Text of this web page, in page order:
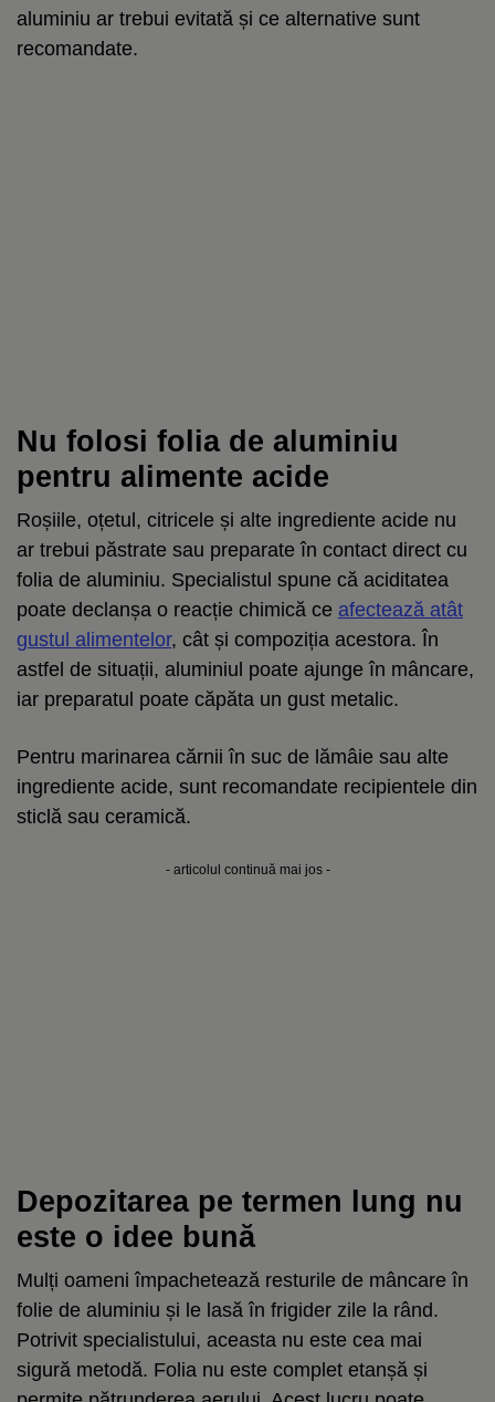
aluminiu ar trebui evitată și ce alternative sunt
recomandate.
Nu folosi folia de aluminiu
pentru alimente acide
Roșiile, oțetul, citricele și alte ingrediente acide nu
ar trebui păstrate sau preparate în contact direct cu
folia de aluminiu. Specialistul spune că aciditatea
poate declanșa o reacție chimică ce afectează atât
gustul alimentelor, cât și compoziția acestora. În
astfel de situații, aluminiul poate ajunge în mâncare,
iar preparatul poate căpăta un gust metalic.
Pentru marinarea cărnii în suc de lămâie sau alte
ingrediente acide, sunt recomandate recipientele din
sticlă sau ceramică.
- articolul continuă mai jos -
Depozitarea pe termen lung nu
este o idee bună
Mulți oameni împachetează resturile de mâncare în
folie de aluminiu și le lasă în frigider zile la rând.
Potrivit specialistului, aceasta nu este cea mai
sigură metodă. Folia nu este complet etanșă și